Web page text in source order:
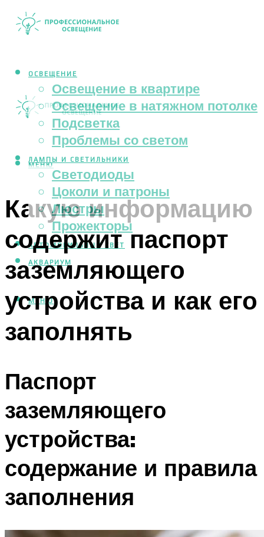
ОСВЕЩЕНИЕ
Освещение в квартире
Освещение в натяжном потолке
Подсветка
Проблемы со светом
ЛАМПЫ И СВЕТИЛЬНИКИ
Светодиоды
Цоколи и патроны
Люстры
Прожекторы
АВТОМОБИЛЬНЫЙ СВЕТ
АКВАРИУМ
МЕНЮ
МЕНЮ
Какую информацию
содержит паспорт
заземляющего
устройства и как его
заполнять
Паспорт
заземляющего
устройства:
содержание и правила
заполнения